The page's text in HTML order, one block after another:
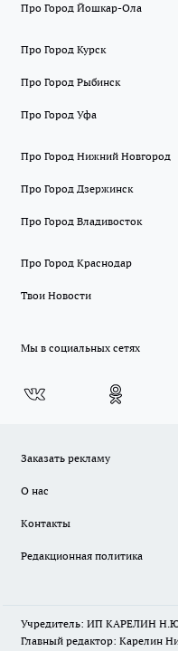
Про Город Йошкар-Ола
Про Город Курск
Про Город Рыбинск
Про Город Уфа
Про Город Нижний Новгород
Про Город Дзержинск
Про Город Владивосток
Про Город Краснодар
Твои Новости
Мы в социальных сетях
Заказать рекламу
О нас
Контакты
Редакционная политика
Учредитель: ИП КАРЕЛИН
Главный редактор: Карелин